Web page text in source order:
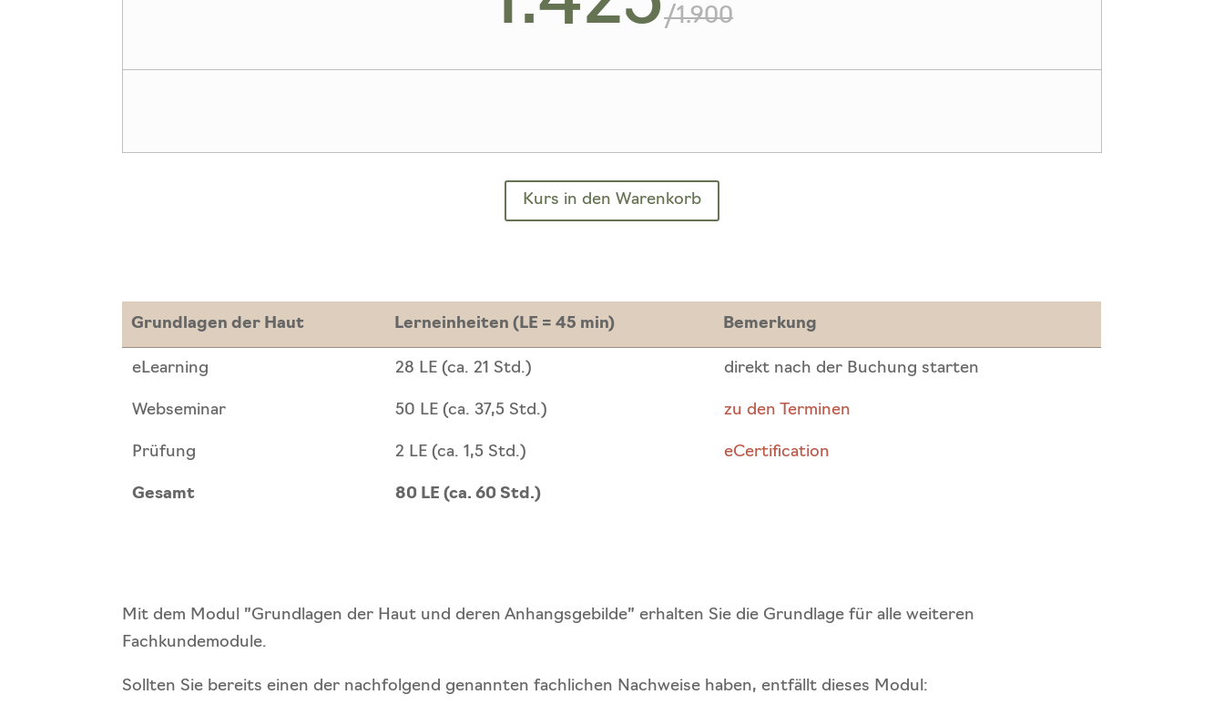
/1.900
Kurs in den Warenkorb
Grundlagen der Haut Lerneinheiten (LE = 45 min) Bemerkung
Grundlagen der Haut Lerneinheiten (LE = 45 min) Bemerkung
eLearning 28 LE (ca. 21 Std.) direkt nach der Buchung starten
Webseminar 50 LE (ca. 37,5 Std.) zu den Terminen
Prüfung 2 LE (ca. 1,5 Std.) eCertification
Gesamt 80 LE (ca. 60 Std.)
Mit dem Modul ”Grundlagen der Haut und deren Anhangsgebilde” erhalten Sie die Grundlage für alle weiteren
Fachkundemodule.
Sollten Sie bereits einen der nachfolgend genannten fachlichen Nachweise haben, entfällt dieses Modul: